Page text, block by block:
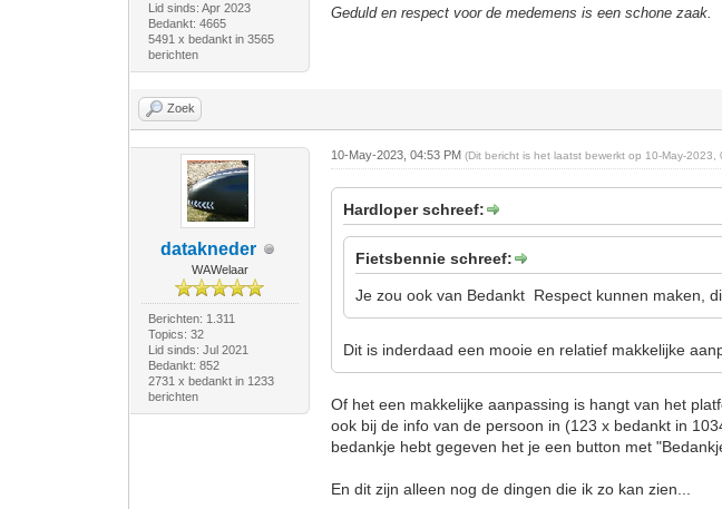
Lid sinds: Apr 2023
Bedankt: 4665
5491 x bedankt in 3565
berichten
Geduld en respect voor de medemens is een schone zaak.
Zoek
datakneder
WAWelaar
Berichten: 1.311
Topics: 32
Lid sinds: Jul 2021
Bedankt: 852
2731 x bedankt in 1233
berichten
10-May-2023, 04:53 PM(Dit bericht is het laatst bewerkt op 10-May-
Hardloper schreef:
Fietsbennie schreef:
Je zou ook van Bedankt Respect kunnen maken,
Dit is inderdaad een mooie en relatief makkelijke
Of het een makkelijke aanpassing is hangt van het
ook bij de info van de persoon in (123 x bedankt in
bedankje hebt gegeven het je een button met
En dit zijn alleen nog de dingen die ik zo kan zien...